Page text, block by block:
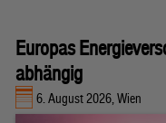
Europas
abhängig
6. August 2026, Wien